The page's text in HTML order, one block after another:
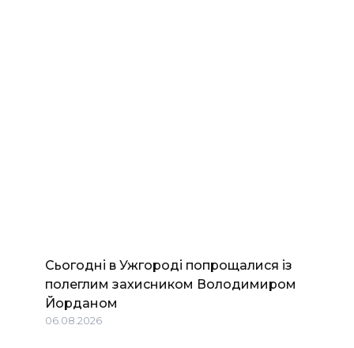
Сьогодні в Ужгороді попрощалися із
полеглим захисником Володимиром
Йорданом
06.08.2026